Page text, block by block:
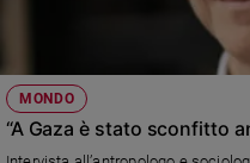
Papa
Papa
MONDO
“A Gaza è stato sconfitto